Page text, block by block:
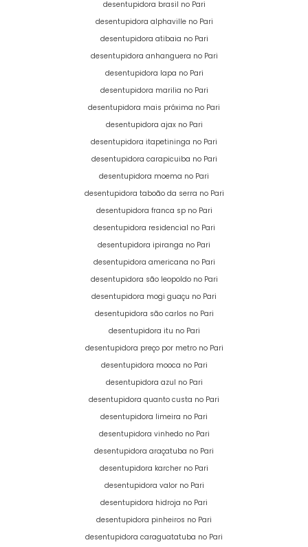
desentupidora brasil no Pari
desentupidora alphaville no Pari
desentupidora atibaia no Pari
desentupidora anhanguera no Pari
desentupidora lapa no Pari
desentupidora marilia no Pari
desentupidora mais próxima no Pari
desentupidora ajax no Pari
desentupidora itapetininga no Pari
desentupidora carapicuiba no Pari
desentupidora moema no Pari
desentupidora taboão da serra no Pari
desentupidora franca sp no Pari
desentupidora residencial no Pari
desentupidora ipiranga no Pari
desentupidora americana no Pari
desentupidora são leopoldo no Pari
desentupidora mogi guaçu no Pari
desentupidora são carlos no Pari
desentupidora itu no Pari
desentupidora preço por metro no Pari
desentupidora mooca no Pari
desentupidora azul no Pari
desentupidora quanto custa no Pari
desentupidora limeira no Pari
desentupidora vinhedo no Pari
desentupidora araçatuba no Pari
desentupidora karcher no Pari
desentupidora valor no Pari
desentupidora hidroja no Pari
desentupidora pinheiros no Pari
desentupidora caraguatatuba no Pari